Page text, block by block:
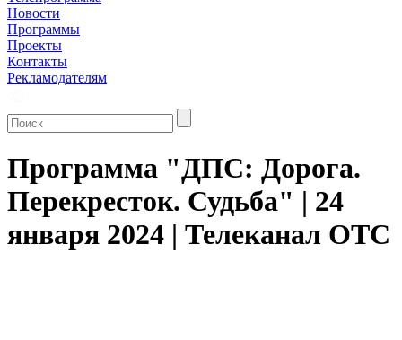
Новости
Программы
Проекты
Контакты
Рекламодателям
Программа "ДПС: Дорога.
Перекресток. Судьба" | 24
января 2024 | Телеканал ОТС